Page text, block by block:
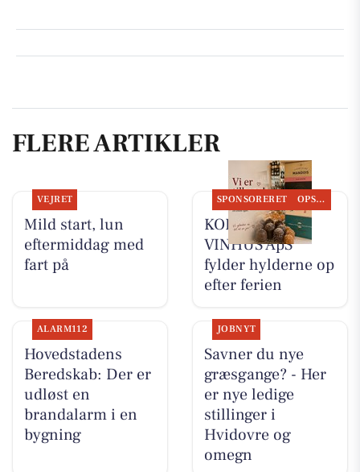
FLERE ARTIKLER
VEJRET
Mild start, lun
eftermiddag med
fart på
SPONSORERET OPSLAGSTAVLEN
KOKKENS
VINHUS ApS
fylder hylderne op
efter ferien
ALARM112
Hovedstadens
Beredskab: Der er
udløst en
brandalarm i en
bygning
JOBNYT
Savner du nye
græsgange? - Her
er nye ledige
stillinger i
Hvidovre og
omegn